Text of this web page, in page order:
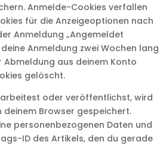
Anmelde-Cookies verfallen
für die Anzeigeoptionen nach
Anmeldung „Angemeldet
Anmeldung zwei Wochen lang
aus deinem Konto
gelöscht.
oder veröffentlichst, wird
deinem Browser gespeichert.
personenbezogenen Daten und
ID des Artikels, den du gerade